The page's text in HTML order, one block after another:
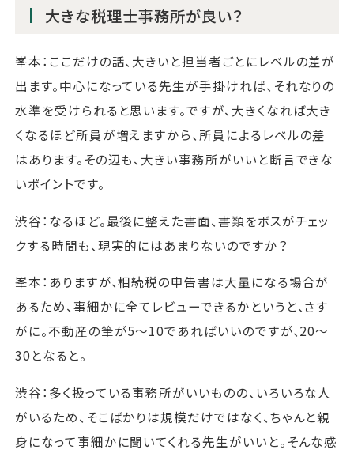
大きな税理士事務所が良い？
峯本：ここだけの話、大きいと担当者ごとにレベルの差が
出ます。中心になっている先生が手掛ければ、それなりの
水準を受けられると思います。ですが、大きくなれば大き
くなるほど所員が増えますから、所員によるレベルの差
はあります。その辺も、大きい事務所がいいと断言できな
いポイントです。
渋谷：なるほど。最後に整えた書面、書類をボスがチェッ
クする時間も、現実的にはあまりないのですか？
峯本：ありますが、相続税の申告書は大量になる場合が
あるため、事細かに全てレビューできるかというと、さす
がに。不動産の筆が5～10であればいいのですが、20～
30となると。
渋谷：多く扱っている事務所がいいものの、いろいろな人
がいるため、そこばかりは規模だけではなく、ちゃんと親
身になって事細かに聞いてくれる先生がいいと。そんな感